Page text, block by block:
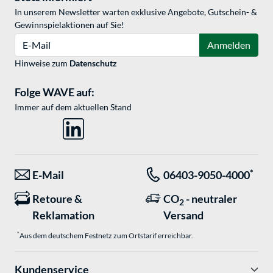
In unserem Newsletter warten exklusive Angebote, Gutschein- &
Gewinnspielaktionen auf Sie!
Anmelden
Hinweise zum Datenschutz
Folge WAVE auf:
Immer auf dem aktuellen Stand
E-Mail 06403-9050-4000*
Retoure &
Reklamation
CO2 - neutraler
Versand
*Aus dem deutschem Festnetz zum Ortstarif erreichbar.
Kundenservice